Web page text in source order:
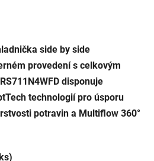
side by side
provedení s celkovým
disponuje
technologií pro úsporu
potravin a Multiflow 360°